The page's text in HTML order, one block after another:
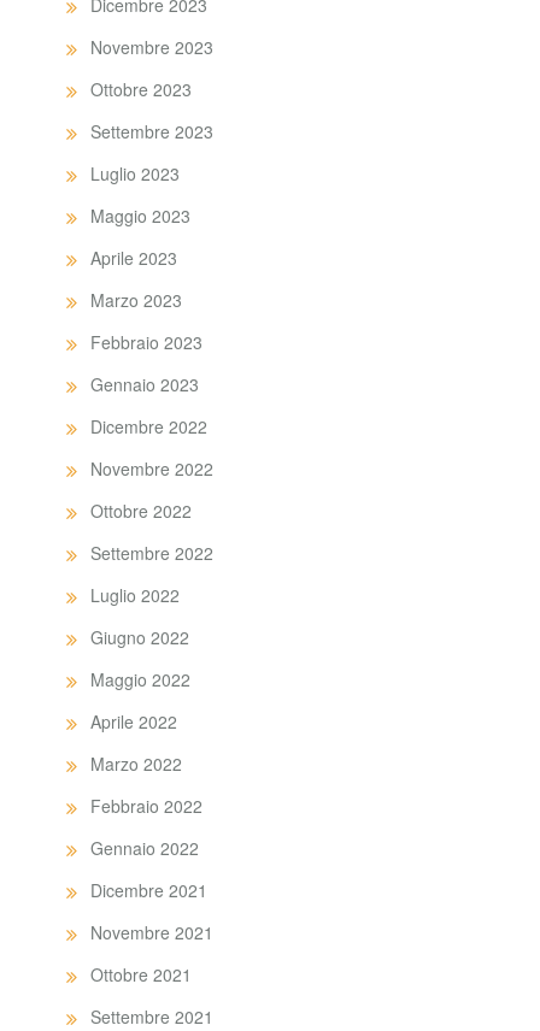
Dicembre 2023
Novembre 2023
Ottobre 2023
Settembre 2023
Luglio 2023
Maggio 2023
Aprile 2023
Marzo 2023
Febbraio 2023
Gennaio 2023
Dicembre 2022
Novembre 2022
Ottobre 2022
Settembre 2022
Luglio 2022
Giugno 2022
Maggio 2022
Aprile 2022
Marzo 2022
Febbraio 2022
Gennaio 2022
Dicembre 2021
Novembre 2021
Ottobre 2021
Settembre 2021